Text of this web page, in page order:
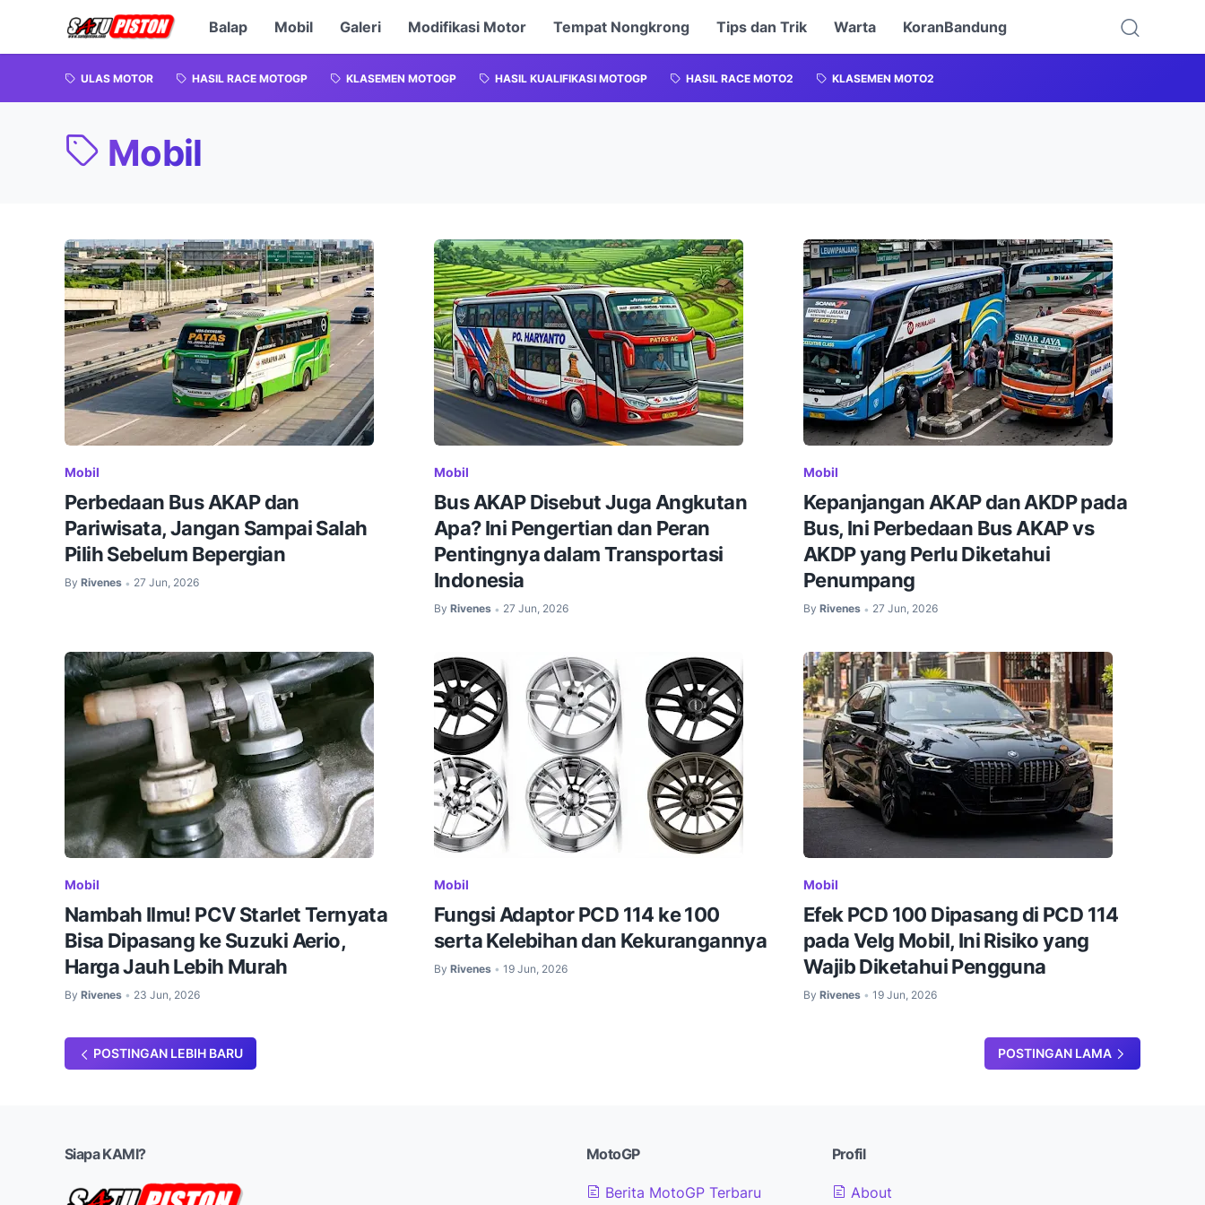
Balap Mobil Galeri Modifikasi Motor Tempat Nongkrong Tips dan Trik Warta KoranBandung
ULAS MOTOR HASIL RACE MOTOGP KLASEMEN MOTOGP HASIL KUALIFIKASI MOTOGP HASIL RACE MOTO2 KLASEMEN MOTO2
Mobil
Mobil
Perbedaan Bus AKAP dan
Pariwisata, Jangan Sampai Salah
Pilih Sebelum Bepergian
By Rivenes • 27 Jun, 2026
Mobil
Bus AKAP Disebut Juga Angkutan
Apa? Ini Pengertian dan Peran
Pentingnya dalam Transportasi
Indonesia
By Rivenes • 27 Jun, 2026
Mobil
Kepanjangan AKAP dan AKDP pada
Bus, Ini Perbedaan Bus AKAP vs
AKDP yang Perlu Diketahui
Penumpang
By Rivenes • 27 Jun, 2026
Mobil
Nambah Ilmu! PCV Starlet Ternyata
Bisa Dipasang ke Suzuki Aerio,
Harga Jauh Lebih Murah
By Rivenes • 23 Jun, 2026
Mobil
Fungsi Adaptor PCD 114 ke 100
serta Kelebihan dan Kekurangannya
By Rivenes • 19 Jun, 2026
Mobil
Efek PCD 100 Dipasang di PCD 114
pada Velg Mobil, Ini Risiko yang
Wajib Diketahui Pengguna
By Rivenes • 19 Jun, 2026
POSTINGAN LEBIH BARU POSTINGAN LAMA
Siapa KAMI? MotoGP
Berita MotoGP Terbaru
Profil
About